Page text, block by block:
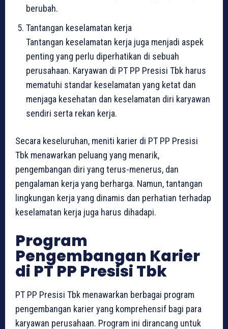
berubah.
Tantangan keselamatan kerja
Tantangan keselamatan kerja juga menjadi aspek
penting yang perlu diperhatikan di sebuah
perusahaan. Karyawan di PT PP Presisi Tbk harus
mematuhi standar keselamatan yang ketat dan
menjaga kesehatan dan keselamatan diri karyawan
sendiri serta rekan kerja.
Secara keseluruhan, meniti karier di PT PP Presisi
Tbk menawarkan peluang yang menarik,
pengembangan diri yang terus-menerus, dan
pengalaman kerja yang berharga. Namun, tantangan
lingkungan kerja yang dinamis dan perhatian terhadap
keselamatan kerja juga harus dihadapi.
Program
Pengembangan Karier
di PT PP Presisi Tbk
PT PP Presisi Tbk menawarkan berbagai program
pengembangan karier yang komprehensif bagi para
karyawan perusahaan. Program ini dirancang untuk